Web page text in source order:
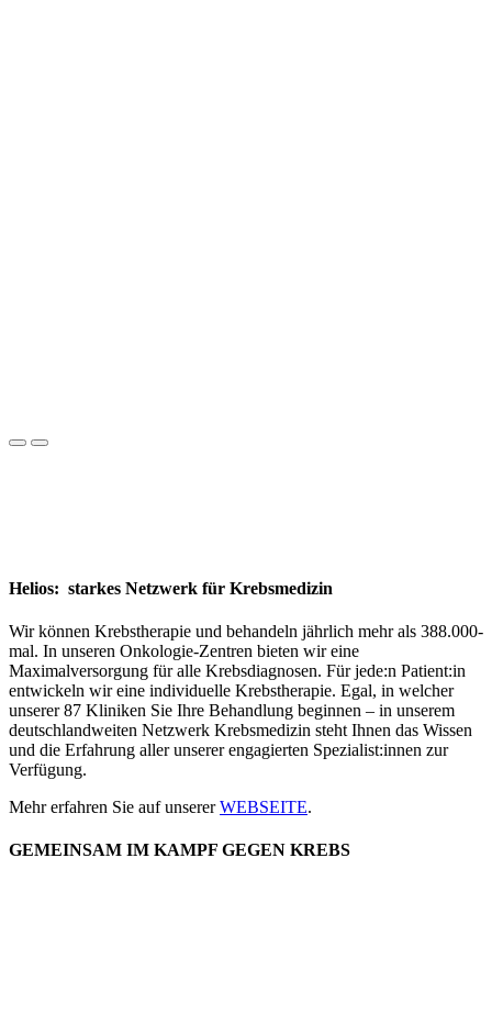
Helios: starkes Netzwerk für Krebsmedizin
Wir können Krebstherapie und behandeln jährlich mehr als 388.000-
mal. In unseren Onkologie-Zentren bieten wir eine
Maximalversorgung für alle Krebsdiagnosen. Für jede:n Patient:in
entwickeln wir eine individuelle Krebstherapie. Egal, in welcher
unserer 87 Kliniken Sie Ihre Behandlung beginnen – in unserem
deutschlandweiten Netzwerk Krebsmedizin steht Ihnen das Wissen
und die Erfahrung aller unserer engagierten Spezialist:innen zur
Verfügung.
Mehr erfahren Sie auf unsererWEBSEITE.
GEMEINSAM IM KAMPF GEGEN KREBS